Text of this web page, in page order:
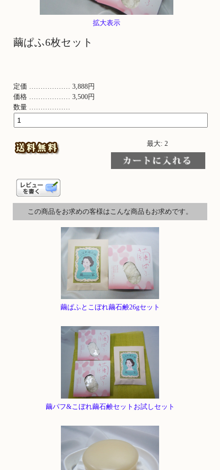
拡大表示
繭ぱふ6枚セット
定価 ……………… 3,888円
価格 ……………… 3,500円
数量 ………………
最大: 2
この商品をお求めの客様はこんな商品もお求めです。
繭ぱふとこぼれ繭石鹸26gセット
繭パフ&こぼれ繭石鹸セットお試しセット